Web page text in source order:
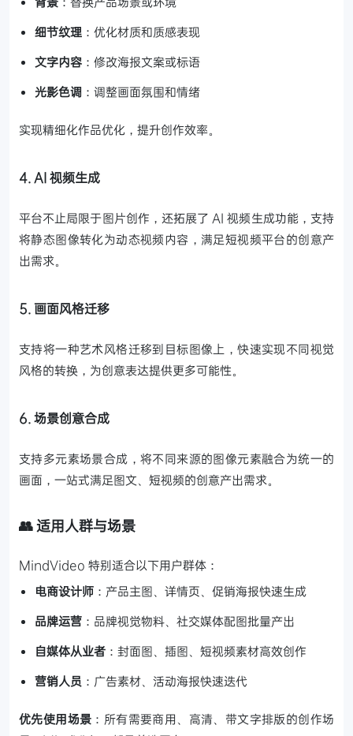
细节纹理 ：优化材质和质感表现
文字内容 ：修改海报文案或标语
光影色调 ：调整画面氛围和情绪
实现精细化作品优化，提升创作效率。
4. AI 视频生成
平台不止局限于图片创作，还拓展了 AI 视频生成功能，支持
将静态图像转化为动态视频内容，满足短视频平台的创意产
出需求。
5. 画面风格迁移
支持将一种艺术风格迁移到目标图像上，快速实现不同视觉
风格的转换，为创意表达提供更多可能性。
6. 场景创意合成
支持多元素场景合成，将不同来源的图像元素融合为统一的
画面，一站式满足图文、短视频的创意产出需求。
👥 适用人群与场景
MindVideo 特别适合以下用户群体：
电商设计师 ：产品主图、详情页、促销海报快速生成
品牌运营 ：品牌视觉物料、社交媒体配图批量产出
自媒体从业者 ：封面图、插图、短视频素材高效创作
营销人员 ：广告素材、活动海报快速迭代
优先使用场景 ：所有需要商用、高清、带文字排版的创作场